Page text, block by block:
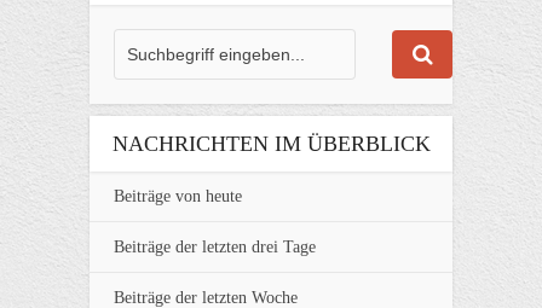
NACHRICHTEN IM ÜBERBLICK
Beiträge von heute
Beiträge der letzten drei Tage
Beiträge der letzten Woche